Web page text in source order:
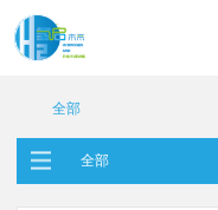
全部
全部